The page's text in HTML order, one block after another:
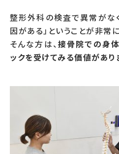
整形外科の検査で異常がな
因がある」ということが非常
そんな方は、接骨院での身
ックを受けてみる価値があり